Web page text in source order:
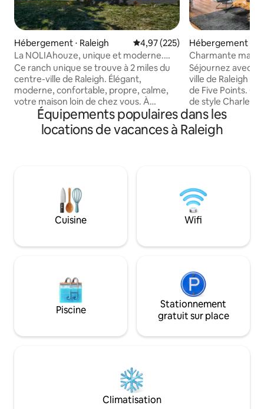
Hébergement ⋅ Raleigh Évaluation moyenne sur la
4,97 (225)
La NOLIAhouze, unique et moderne.
Une expérience inoubliable !
Ce ranch unique se trouve à 2 miles du
centre-ville de Raleigh. Élégant,
moderne, confortable, propre, calme,
votre maison loin de chez vous. À
l'intérieur, la chambre principale dispose
d'un lit King Size confortable, d'un
bureau et d'une chaise. La 2e chambre
Bluetooth pour jouer de la musique
pendant que vous vous préparez pour
vos projets. Wi-Fi haut débit et
téléviseurs intelligents. Le café est
détendez sur le porche avant ou sur la
Hébergement ⋅
Charmante
Raleigh avec
Séjournez avec
ville de Raleigh
de Five Points.
de style
vous voulez lors
plus ! Notre principe directeur est de
vous traiter
puissiez vivre
en restant avec nous. **Nous
des frais distincts
APRÈS votre
Équipements populaires dans les
locations de vacances à Raleigh
Cuisine Wifi
Piscine
Stationnement
gratuit sur place
Climatisation